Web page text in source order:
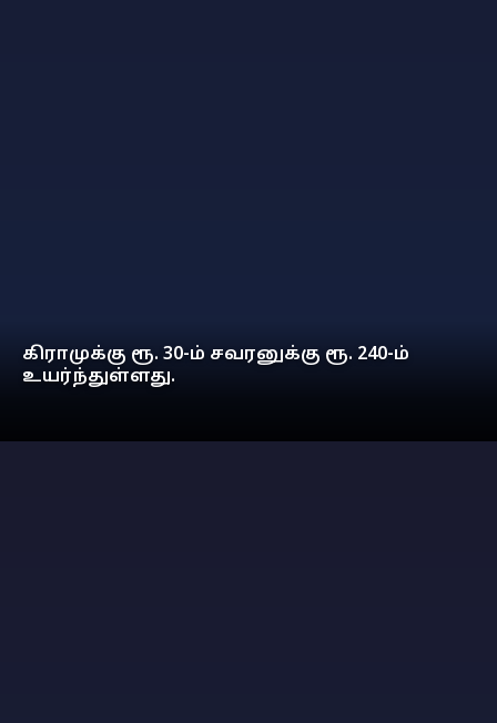
கிராமுக்கு ரூ. 30-ம் சவரனுக்கு ரூ. 240-ம்
உயர்ந்துள்ளது.